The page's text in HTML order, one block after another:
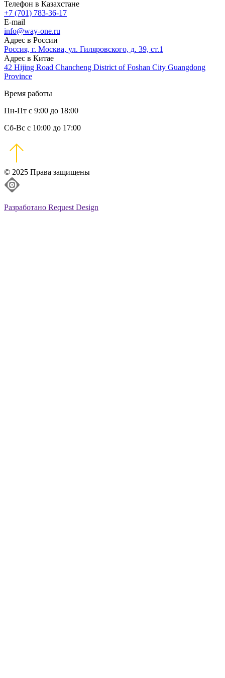
Телефон в Казахстане
+7 (701) 783-36-17
E-mail
info@way-one.ru
Адрес в России
Россия, г. Москва, ул. Гиляровского, д. 39, ст.1
Адрес в Китае
42 Hijing Road Chancheng District of Foshan City Guangdong
Province
Время работы
Пн-Пт с 9:00 до 18:00
Сб-Вс с 10:00 до 17:00
© 2025 Права защищены
Разработано Request Design